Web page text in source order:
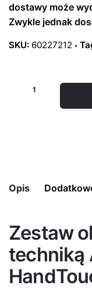
dostawy może
Zwykle jednak
SKU: 60227212
Opis
Zestaw
techniką
Pojemność 8 x